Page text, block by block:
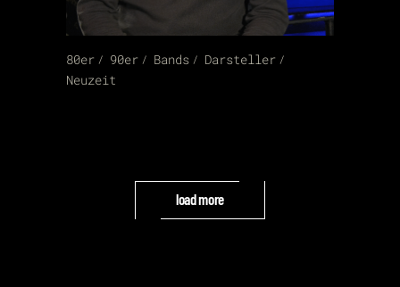
80er 90er Bands
Darsteller
Neuzeit
load more